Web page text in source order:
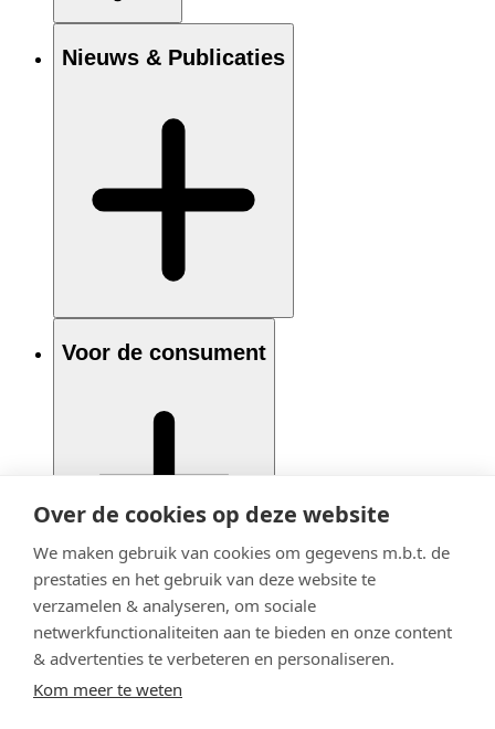
Over de cookies op deze website
We maken gebruik van cookies om gegevens m.b.t. de
prestaties en het gebruik van deze website te
verzamelen & analyseren, om sociale
netwerkfunctionaliteiten aan te bieden en onze content
& advertenties te verbeteren en personaliseren.
Kom meer te weten
Nieuws & Publicaties
Voor de consument